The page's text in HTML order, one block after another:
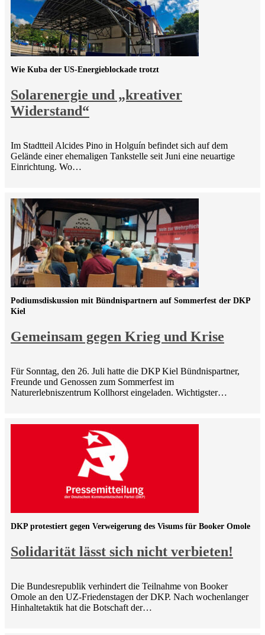
Solarenergie und „kreativer
Widerstand“
Wie Kuba der US-Energieblockade trotzt
Im Stadtteil Alcides Pino in Holguín befindet sich auf dem
Gelände einer ehemaligen Tankstelle seit Juni eine neuartige
Einrichtung. Wo…
Gemeinsam gegen Krieg und Krise
Podiumsdiskussion mit Bündnispartnern auf Sommerfest der DKP
Kiel
Für Sonntag, den 26. Juli hatte die DKP Kiel Bündnispartner,
Freunde und Genossen zum Sommerfest im
Naturerlebniszentrum Kollhorst eingeladen. Wichtigster…
Solidarität lässt sich nicht verbieten!
DKP protestiert gegen Verweigerung des Visums für Booker Omole
Die Bundesrepublik verhindert die Teilnahme von Booker
Omole an den UZ-Friedenstagen der DKP. Nach wochenlanger
Hinhaltetaktik hat die Botschaft der…